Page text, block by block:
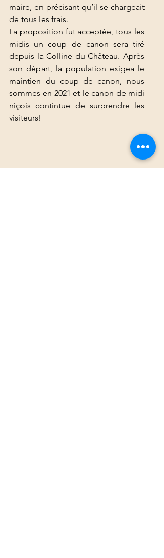
maire, en précisant qu’il se chargeait
de tous les frais.
La proposition fut acceptée, tous les
midis un coup de canon sera tiré
depuis la Colline du Château. Après
son départ, la population exigea le
maintien du coup de canon, nous
sommes en 2021 et le canon de midi
niçois contintue de surprendre les
visiteurs!